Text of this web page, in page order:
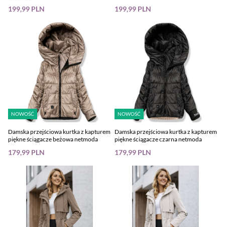
199,99 PLN 199,99 PLN
NOWOŚĆ
Damska przejściowa kurtka z kapturem
piękne ściągacze beżowa netmoda
179,99 PLN
NOWOŚĆ
Damska przejściowa kurtka z kapturem
piękne ściągacze czarna netmoda
179,99 PLN